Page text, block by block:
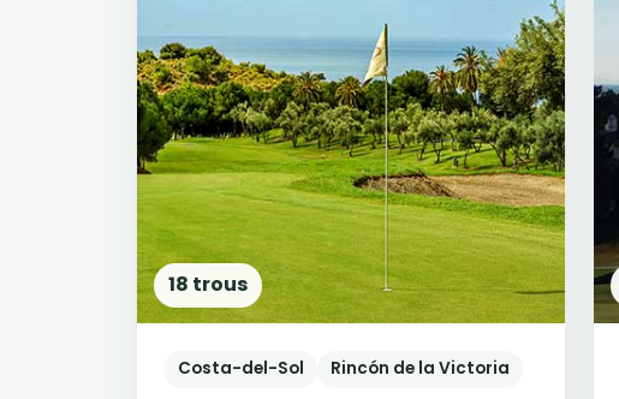
18 trous
Costa-del-Sol Rincón de la Victoria